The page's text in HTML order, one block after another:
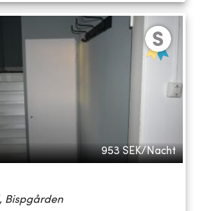
953 SEK/Nacht
Bispgården